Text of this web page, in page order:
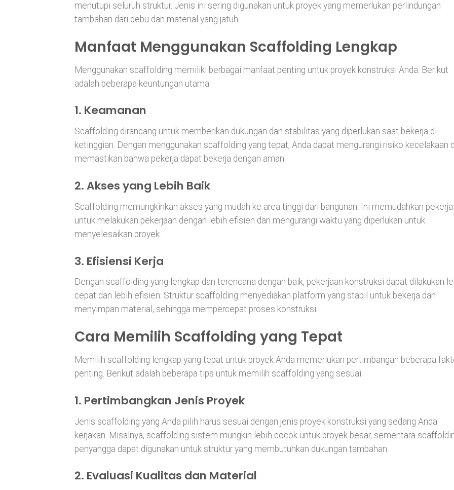
menutupi seluruh struktur. Jenis ini sering digunakan untuk proyek yang memerlukan perlindungan
tambahan dari debu dan material yang jatuh.
Manfaat Menggunakan Scaffolding Lengkap
Menggunakan scaffolding memiliki berbagai manfaat penting untuk proyek konstruksi Anda. Berikut
adalah beberapa keuntungan utama:
1. Keamanan
Scaffolding dirancang untuk memberikan dukungan dan stabilitas yang diperlukan saat bekerja di
ketinggian. Dengan menggunakan scaffolding yang tepat, Anda dapat mengurangi risiko kecelakaan
memastikan bahwa pekerja dapat bekerja dengan aman.
2.Akses yang Lebih Baik
Scaffolding memungkinkan akses yang mudah ke area tinggi dari bangunan. Ini memudahkan pekerja
untuk melakukan pekerjaan dengan lebih efisien dan mengurangi waktu yang diperlukan untuk
menyelesaikan proyek.
3. Efisiensi Kerja
Dengan scaffolding yang lengkap dan terencana dengan baik, pekerjaan konstruksi dapat dilakukan
cepat dan lebih efisien. Struktur scaffolding menyediakan platform yang stabil untuk bekerja dan
menyimpan material, sehingga mempercepat proses konstruksi.
Cara Memilih Scaffolding yang Tepat
Memilih scaffolding lengkap yang tepat untuk proyek Anda memerlukan pertimbangan beberapa
penting. Berikut adalah beberapa tips untuk memilih scaffolding yang sesuai:
1. Pertimbangkan Jenis Proyek
Jenis scaffolding yang Anda pilih harus sesuai dengan jenis proyek konstruksi yang sedang Anda
kerjakan. Misalnya, scaffolding sistem mungkin lebih cocok untuk proyek besar, sementara
penyangga dapat digunakan untuk struktur yang membutuhkan dukungan tambahan.
2. Evaluasi Kualitas dan Material